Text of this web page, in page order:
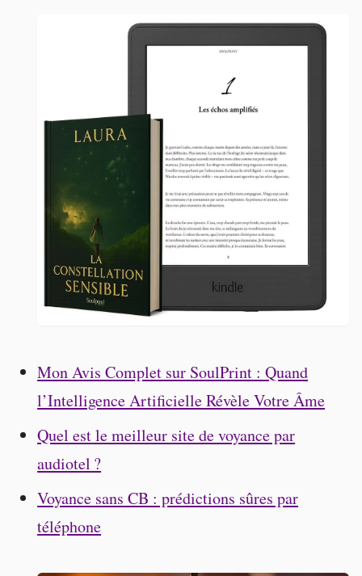
Mon Avis Complet sur SoulPrint : Quand
l’Intelligence Artificielle Révèle Votre Âme
Quel est le meilleur site de voyance par
audiotel ?
Voyance sans CB : prédictions sûres par
téléphone